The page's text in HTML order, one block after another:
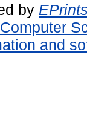
by
and